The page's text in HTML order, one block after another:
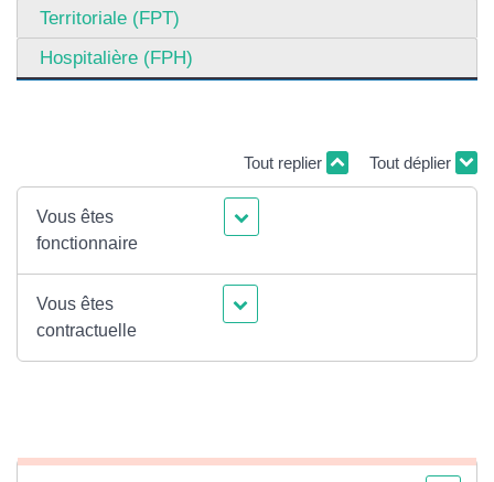
Territoriale (FPT)
Hospitalière (FPH)
Tout replier Tout déplier
Vous êtes
fonctionnaire
Vous êtes
contractuelle